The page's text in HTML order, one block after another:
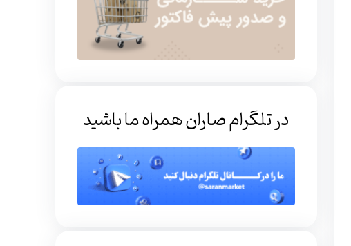
در تلگرام صاران همراه ما باشید